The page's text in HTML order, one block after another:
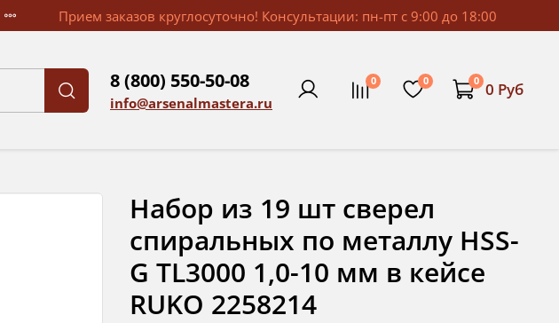
Прием заказов круглосуточно! Консультации: пн-пт с 9:00 до 18:00
8 (800) 550-50-08
info@arsenalmastera.ru
0 0 0 0 Руб
Набор из 19 шт сверел
спиральных по металлу HSS-
G TL3000 1,0-10 мм в кейсе
RUKO 2258214